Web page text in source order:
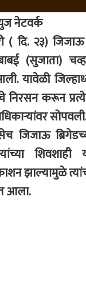
नेटवर्क
( दि. २३) जिजाऊ
(सुजाता)
यावेळी
निरसन करून
जिजाऊ
शिवशाही
झाल्यामुळे
आला.